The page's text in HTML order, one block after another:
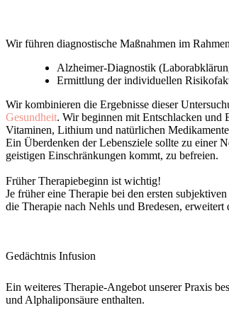
Wir führen diagnostische Maßnahmen im
Alzheimer-Diagnostik
Ermittlung der individuellen
Wir kombinieren die Ergebnisse dieser
Gesundheit. Wir beginnen mit Entschlacken und
Vitaminen, Lithium und natürlichen
Ein Überdenken der Lebensziele sollte zu einer
geistigen Einschränkungen kommt, zu befreien.
Früher Therapiebeginn ist wichtig!
Je früher eine Therapie bei den ersten
die Therapie nach Nehls und Bredesen,
Gedächtnis Infusion
Ein weiteres Therapie-Angebot unserer Praxis
und Alphaliponsäure enthalten.